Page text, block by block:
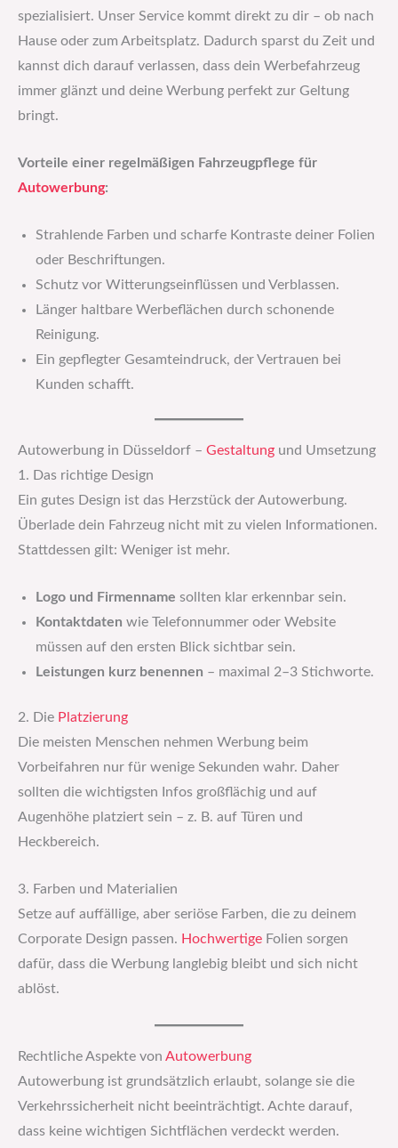
spezialisiert. Unser Service kommt direkt zu dir – ob nach
Hause oder zum Arbeitsplatz. Dadurch sparst du Zeit und
kannst dich darauf verlassen, dass dein Werbefahrzeug
immer glänzt und deine Werbung perfekt zur Geltung
bringt.
Vorteile einer regelmäßigen Fahrzeugpflege für
Autowerbung:
Strahlende Farben und scharfe Kontraste deiner Folien
oder Beschriftungen.
Schutz vor Witterungseinflüssen und Verblassen.
Länger haltbare Werbeflächen durch schonende
Reinigung.
Ein gepflegter Gesamteindruck, der Vertrauen bei
Kunden schafft.
Autowerbung in Düsseldorf – Gestaltung und Umsetzung
1. Das richtige Design
Ein gutes Design ist das Herzstück der Autowerbung.
Überlade dein Fahrzeug nicht mit zu vielen Informationen.
Stattdessen gilt: Weniger ist mehr.
Logo und Firmenname sollten klar erkennbar sein.
Kontaktdaten wie Telefonnummer oder Website
müssen auf den ersten Blick sichtbar sein.
Leistungen kurz benennen – maximal 2–3 Stichworte.
2. Die Platzierung
Die meisten Menschen nehmen Werbung beim
Vorbeifahren nur für wenige Sekunden wahr. Daher
sollten die wichtigsten Infos großflächig und auf
Augenhöhe platziert sein – z. B. auf Türen und
Heckbereich.
3. Farben und Materialien
Setze auf auffällige, aber seriöse Farben, die zu deinem
Corporate Design passen. Hochwertige Folien sorgen
dafür, dass die Werbung langlebig bleibt und sich nicht
ablöst.
Rechtliche Aspekte von Autowerbung
Autowerbung ist grundsätzlich erlaubt, solange sie die
Verkehrssicherheit nicht beeinträchtigt. Achte darauf,
dass keine wichtigen Sichtflächen verdeckt werden.